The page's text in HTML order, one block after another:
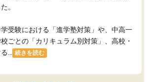
。
受験における「進学塾対策」や、中高一
ごとの「カリキュラム別対策」、高校・
...
続きを読む